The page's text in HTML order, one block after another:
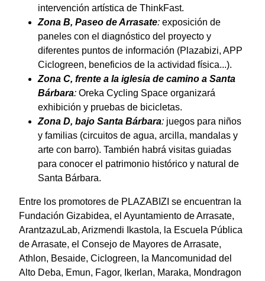
intervención artística de ThinkFast.
Zona B, Paseo de Arrasate: exposición de
paneles con el diagnóstico del proyecto y
diferentes puntos de información (Plazabizi, APP
Ciclogreen, beneficios de la actividad física...).
Zona C, frente a la iglesia de camino a Santa
Bárbara: Oreka Cycling Space organizará
exhibición y pruebas de bicicletas.
Zona D, bajo Santa Bárbara: juegos para niños
y familias (circuitos de agua, arcilla, mandalas y
arte con barro). También habrá visitas guiadas
para conocer el patrimonio histórico y natural de
Santa Bárbara.
Entre los promotores de PLAZABIZI se encuentran la
Fundación Gizabidea, el Ayuntamiento de Arrasate,
ArantzazuLab, Arizmendi Ikastola, la Escuela Pública
de Arrasate, el Consejo de Mayores de Arrasate,
Athlon, Besaide, Ciclogreen, la Mancomunidad del
Alto Deba, Emun, Fagor, Ikerlan, Maraka, Mondragon